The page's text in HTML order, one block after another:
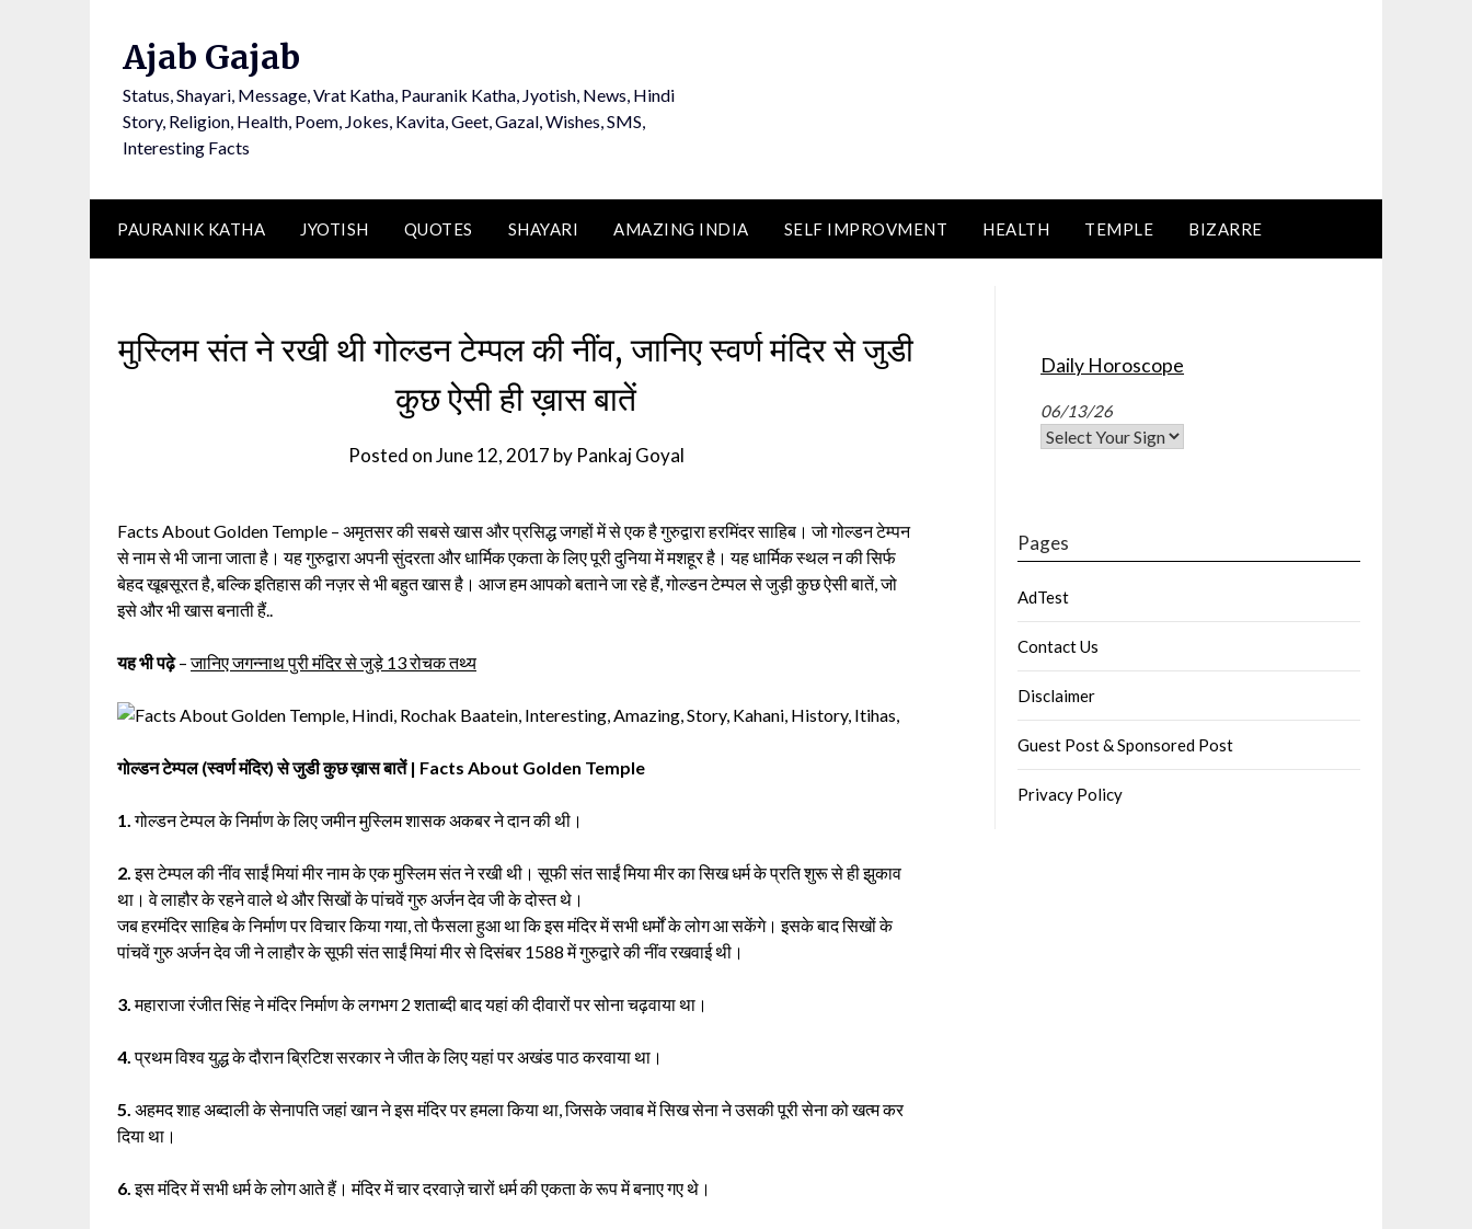
Ajab Gajab
Status, Shayari, Message, Vrat Katha, Pauranik Katha, Jyotish, News, Hindi
Story, Religion, Health, Poem, Jokes, Kavita, Geet, Gazal, Wishes, SMS,
Interesting Facts
PAURANIK KATHA JYOTISH QUOTES SHAYARI AMAZING INDIA SELF IMPROVMENT HEALTH TEMPLE BIZARRE
मुस्लिम संत ने रखी थी गोल्डन टेम्पल की नींव, जानिए स्वर्ण मंदिर से जुडी
कुछ ऐसी ही ख़ास बातें
Posted onJune 12, 2017 by Pankaj Goyal
Facts About Golden Temple – अमृतसर की सबसे खास और प्रसिद्ध जगहों में से एक है गुरुद्वारा हरमिंदर साहिब। जो गोल्डन टेम्पन
से नाम से भी जाना जाता है। यह गुरुद्वारा अपनी सुंदरता और धार्मिक एकता के लिए पूरी दुनिया में मशहूर है। यह धार्मिक स्थल न की सिर्फ
बेहद खूबसूरत है, बल्कि इतिहास की नज़र से भी बहुत खास है। आज हम आपको बताने जा रहे हैं, गोल्डन टेम्पल से जुड़ी कुछ ऐसी बातें, जो
इसे और भी खास बनाती हैं..
यह भी पढ़े–जानिए जगन्नाथ पुरी मंदिर से जुड़े 13 रोचक तथ्य
गोल्डन टेम्पल (स्वर्ण मंदिर) से जुडी कुछ ख़ास बातें | Facts About Golden Temple
1.गोल्डन टेम्पल के निर्माण के लिए जमीन मुस्लिम शासक अकबर ने दान की थी।
2.इस टेम्पल की नींव साईं मियां मीर नाम के एक मुस्लिम संत ने रखी थी। सूफी संत साईं मिया मीर का सिख धर्म के प्रति शुरू से ही झुकाव
था। वे लाहौर के रहने वाले थे और सिखों के पांचवें गुरु अर्जन देव जी के दोस्त थे।
जब हरमंदिर साहिब के निर्माण पर विचार किया गया, तो फैसला हुआ था कि इस मंदिर में सभी धर्मों के लोग आ सकेंगे। इसके बाद सिखों के
पांचवें गुरु अर्जन देव जी ने लाहौर के सूफी संत साईं मियां मीर से दिसंबर 1588 में गुरुद्वारे की नींव रखवाई थी।
3.महाराजा रंजीत सिंह ने मंदिर निर्माण के लगभग 2 शताब्दी बाद यहां की दीवारों पर सोना चढ़वाया था।
4.प्रथम विश्व युद्ध के दौरान ब्रिटिश सरकार ने जीत के लिए यहां पर अखंड पाठ करवाया था।
5. अहमद शाह अब्दाली के सेनापति जहां खान ने इस मंदिर पर हमला किया था, जिसके जवाब में सिख सेना ने उसकी पूरी सेना को खत्म कर
दिया था।
6.इस मंदिर में सभी धर्म के लोग आते हैं। मंदिर में चार दरवाज़े चारों धर्म की एकता के रूप में बनाए गए थे।
Daily Horoscope
06/13/26
Pages
AdTest
Contact Us
Disclaimer
Guest Post & Sponsored Post
Privacy Policy